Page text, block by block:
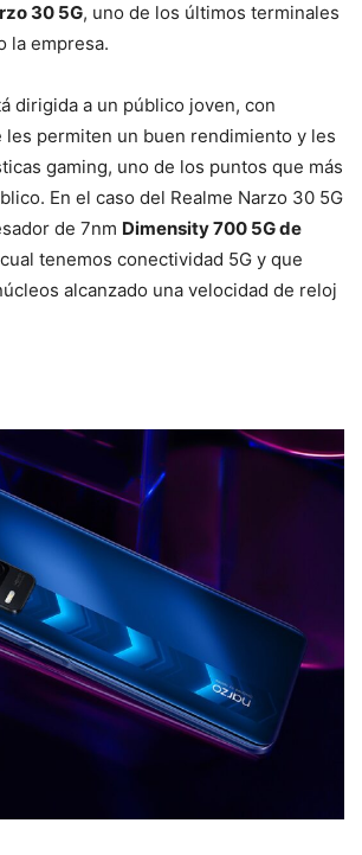
30 5G, uno de los últimos terminales
la empresa.
dirigida a un público joven, con
les permiten un buen rendimiento y les
gaming, uno de los puntos que más
En el caso del Realme Narzo 30 5G
de 7nm Dimensity 700 5G de
tenemos conectividad 5G y que
alcanzado una velocidad de reloj